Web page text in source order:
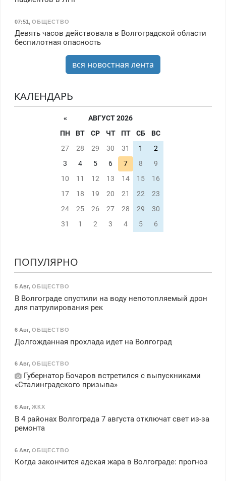
07:51, ОБЩЕСТВО
Девять часов действовала в Волгоградской области
беспилотная опасность
вся новостная лента
КАЛЕНДАРЬ
«
АВГУСТ 2026
ПН
ВТ СР ЧТ ПТ СБ
ВС
27
28 29 30 31 1
2
3
4 5 6 7 8
9
10
11 12 13 14 15
16
17
18 19 20 21 22
23
24
25 26 27 28 29
30
31
1 2 3 4 5 6
ПОПУЛЯРНО
5 Авг, ОБЩЕСТВО
В Волгограде спустили на воду непотопляемый дрон
для патрулирования рек
6 Авг, ОБЩЕСТВО
Долгожданная прохлада идет на Волгоград
6 Авг, ОБЩЕСТВО
Губернатор Бочаров встретился с выпускниками
«Сталинградского призыва»
6 Авг, ЖКХ
В 4 районах Волгограда 7 августа отключат свет из-за
ремонта
6 Авг, ОБЩЕСТВО
Когда закончится адская жара в Волгограде: прогноз